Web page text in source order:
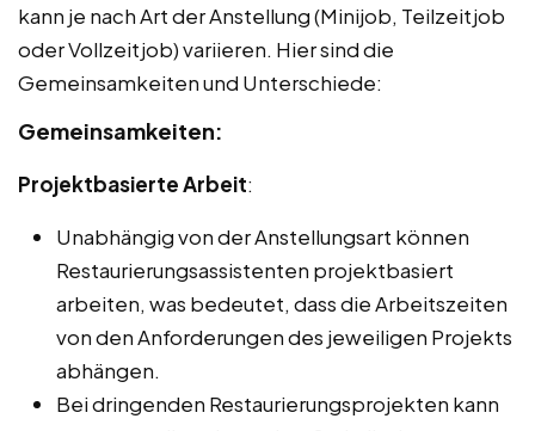
kann je nach Art der Anstellung (Minijob, Teilzeitjob
oder Vollzeitjob) variieren. Hier sind die
Gemeinsamkeiten und Unterschiede:
Gemeinsamkeiten:
Projektbasierte Arbeit:
Unabhängig von der Anstellungsart können
Restaurierungsassistenten projektbasiert
arbeiten, was bedeutet, dass die Arbeitszeiten
von den Anforderungen des jeweiligen Projekts
abhängen.
Bei dringenden Restaurierungsprojekten kann